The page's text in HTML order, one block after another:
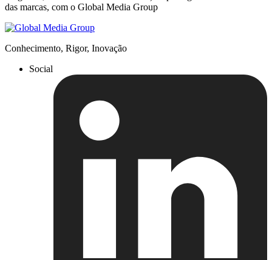
das marcas, com o Global Media Group
Conhecimento, Rigor, Inovação
Social